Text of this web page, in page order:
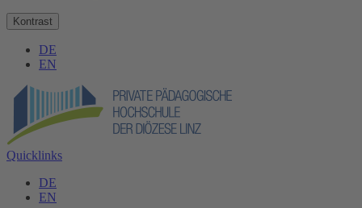
Kontrast
DE
EN
Quicklinks
DE
EN